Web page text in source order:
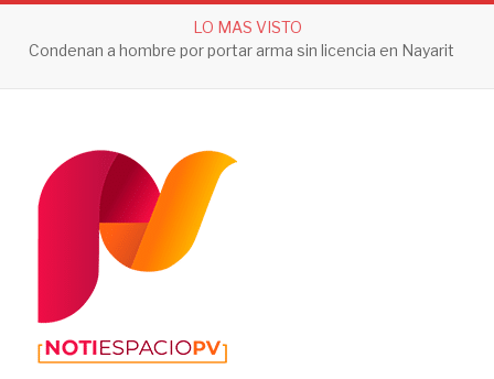
LO MAS VISTO
Hombre cae sin vida en banqueta de fraccionamiento Los Sauces en Vallarta